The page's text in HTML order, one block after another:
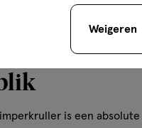
is een absolute
Weigeren